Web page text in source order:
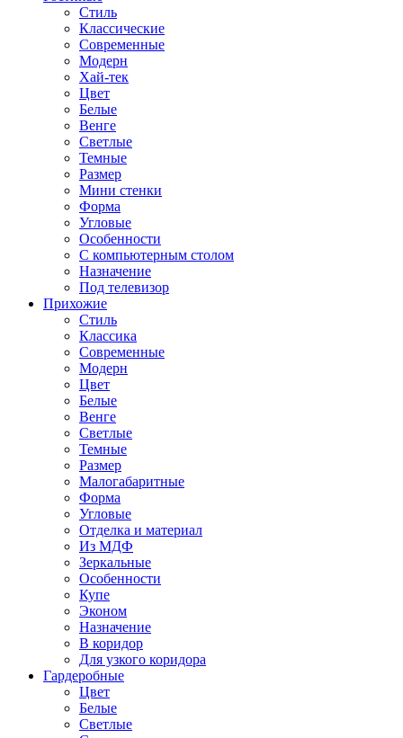
Стиль
Классические
Современные
Модерн
Хай-тек
Цвет
Белые
Венге
Светлые
Темные
Размер
Мини стенки
Форма
Угловые
Особенности
С компьютерным столом
Назначение
Под телевизор
Прихожие
Стиль
Классика
Современные
Модерн
Цвет
Белые
Венге
Светлые
Темные
Размер
Малогабаритные
Форма
Угловые
Отделка и материал
Из МДФ
Зеркальные
Особенности
Купе
Эконом
Назначение
В коридор
Для узкого коридора
Гардеробные
Цвет
Белые
Светлые